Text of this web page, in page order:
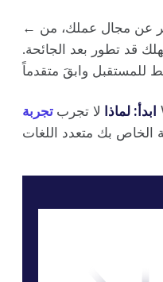
← عن مجال عملك، من
قد تطور بعد الجائحة.
ابدأ: لماذا لا تجرب تجربة
الخاص بك متعدد اللغات